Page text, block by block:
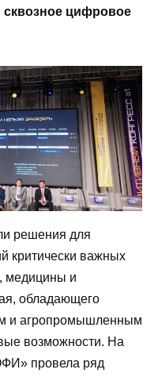
сквозное цифровое
решения для
критически важных
медицины и
обладающего
и агропромышленным
возможности. На
провела ряд